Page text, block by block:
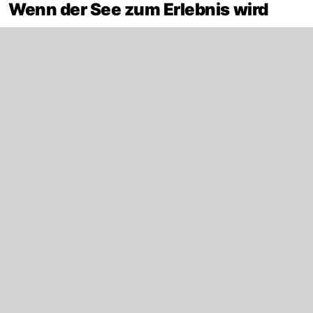
Wenn der See zum Erlebnis wird